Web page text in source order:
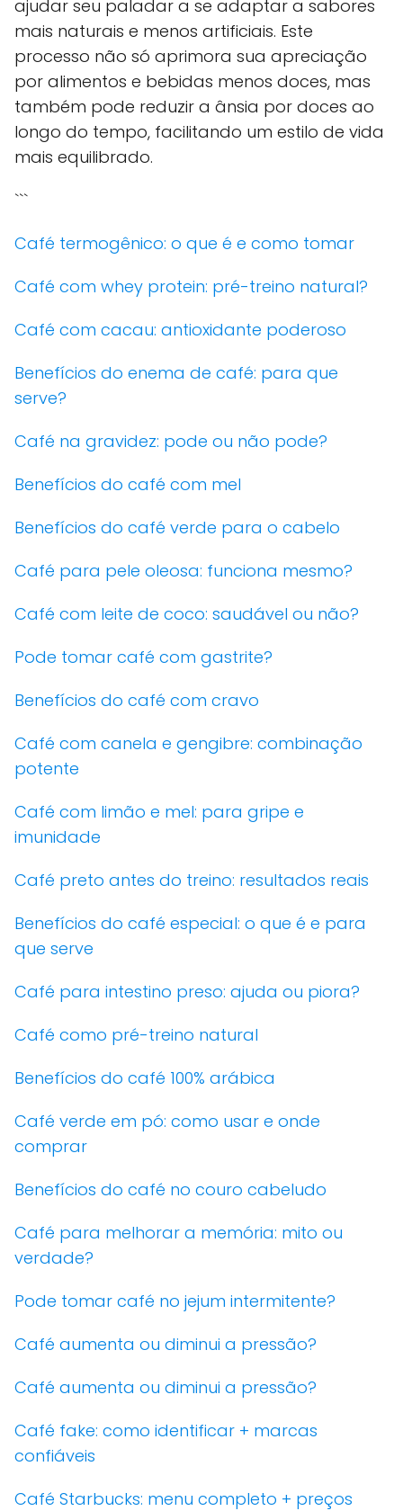
ajudar seu paladar a se adaptar a sabores
mais naturais e menos artificiais. Este
processo não só aprimora sua apreciação
por alimentos e bebidas menos doces, mas
também pode reduzir a ânsia por doces ao
longo do tempo, facilitando um estilo de vida
mais equilibrado.
```
Café termogênico: o que é e como tomar
Café com whey protein: pré-treino natural?
Café com cacau: antioxidante poderoso
Benefícios do enema de café: para que
serve?
Café na gravidez: pode ou não pode?
Benefícios do café com mel
Benefícios do café verde para o cabelo
Café para pele oleosa: funciona mesmo?
Café com leite de coco: saudável ou não?
Pode tomar café com gastrite?
Benefícios do café com cravo
Café com canela e gengibre: combinação
potente
Café com limão e mel: para gripe e
imunidade
Café preto antes do treino: resultados reais
Benefícios do café especial: o que é e para
que serve
Café para intestino preso: ajuda ou piora?
Café como pré-treino natural
Benefícios do café 100% arábica
Café verde em pó: como usar e onde
comprar
Benefícios do café no couro cabeludo
Café para melhorar a memória: mito ou
verdade?
Pode tomar café no jejum intermitente?
Café aumenta ou diminui a pressão?
Café aumenta ou diminui a pressão?
Café fake: como identificar + marcas
confiáveis
Café Starbucks: menu completo + preços